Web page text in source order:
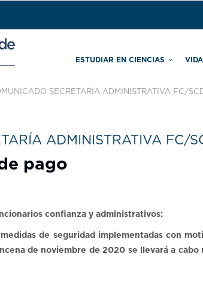
ESTUDIAR EN CIENCIAS
SECRETARÍA ADMINISTRATIVA FC/
ADMINISTRATIVA FC/
pago
confianza y administrativos:
de seguridad implementadas con
de noviembre de 2020 se llevará a cabo